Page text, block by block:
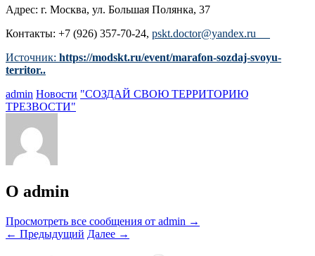
Адрес: г. Москва, ул. Большая Полянка, 37
Контакты: +7 (926) 357-70-24, pskt.doctor@yandex.ru
Источник: https://modskt.ru/event/marafon-sozdaj-svoyu-
territor..
admin Новости "СОЗДАЙ СВОЮ ТЕРРИТОРИЮ
ТРЕЗВОСТИ"
О admin
Просмотреть все сообщения от admin →
← Предыдущий Далее →